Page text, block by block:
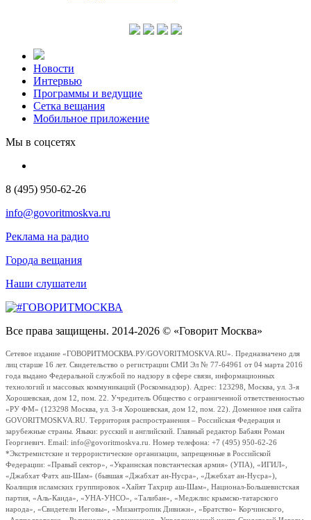
Новости
Интервью
Программы и ведущие
Сетка вещания
Мобильное приложение
Мы в соцсетях
8 (495) 950-62-26
info@govoritmoskva.ru
Реклама на радио
Города вещания
Наши слушатели
Все права защищены. 2014-2026 © «Говорит Москва»
Сетевое издание «ГОВОРИТМОСКВА.РУ/GOVORITMOSKVA.RU». Предназначено для
лиц старше 16 лет. Свидетельство о регистрации СМИ Эл № 77-64961 от 04 марта 2016
года выдано Федеральной службой по надзору в сфере связи, информационных
технологий и массовых коммуникаций (Роскомнадзор). Адрес: 123298, Москва, ул. 3-я
Хорошевская, дом 12, пом. 22. Учредитель Общество с ограниченной ответственностью
«РУ ФМ» (123298 Москва, ул. 3-я Хорошевская, дом 12, пом. 22). Доменное имя сайта
GOVORITMOSKVA.RU. Территория распространения – Российская Федерация и
зарубежные страны. Языки: русский и английский. Главный редактор Бабаян Роман
Георгиевич. Email: info@govoritmoskva.ru. Номер телефона: +7 (495) 950-62-26
*Экстремистские и террористические организации, запрещенные в Российской
Федерации: «Правый сектор», «Украинская повстанческая армия» (УПА), «ИГИЛ»,
«Джабхат Фатх аш-Шам» (бывшая «Джабхат ан-Нусра», «Джебхат ан-Нусра»),
Коалиция исламских группировок «Хайят Тахрир аш-Шам», Национал-Большевистская
партия, «Аль-Каида», «УНА-УНСО», «Талибан», «Меджлис крымско-татарского
народа», «Свидетели Иеговы», «Мизантропик Дивижн», «Братство» Корчинского,